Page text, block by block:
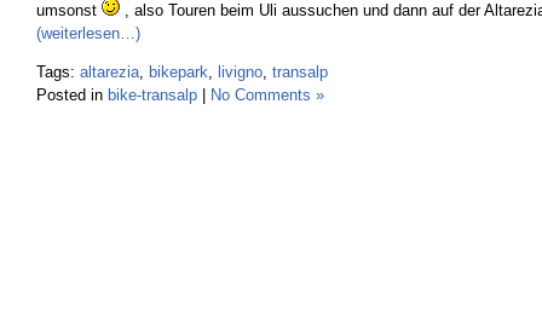
umsonst
, also Touren beim Uli aussuchen und dann auf der
(weiterlesen…)
Tags: altarezia, bikepark, livigno, transalp
Posted in bike-transalp No Comments »